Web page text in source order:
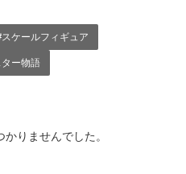
ケールフィギュア
ー物語
りませんでした。